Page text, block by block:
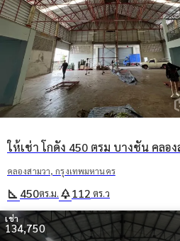
คลองสามวา, กรุงเทพมหานคร
square_foot 450ตร.ม. park112 ตร.ว
เช่า
134,750